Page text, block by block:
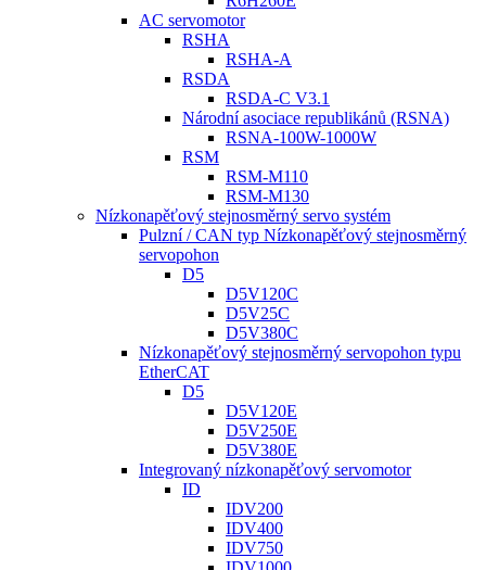
AC servomotor
RSHA
RSHA-A
RSDA
RSDA-C V3.1
Národní asociace republikánů (RSNA)
RSNA-100W-1000W
RSM
RSM-M110
RSM-M130
Nízkonapěťový stejnosměrný servo systém
Pulzní / CAN typ Nízkonapěťový stejnosměrný
servopohon
D5
D5V120C
D5V25C
D5V380C
Nízkonapěťový stejnosměrný servopohon typu
EtherCAT
D5
D5V120E
D5V250E
D5V380E
Integrovaný nízkonapěťový servomotor
ID
IDV200
IDV400
IDV750